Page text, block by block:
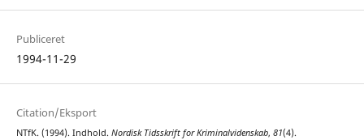
Publiceret
1994-11-29
Citation/Eksport
NTfK. (1994). Indhold. Nordisk Tidsskrift for Kriminalvidenskab, 81(4).